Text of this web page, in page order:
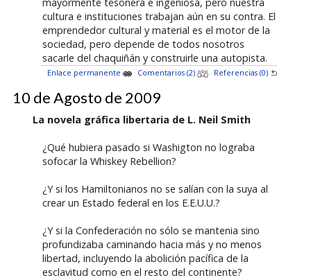
cultura e instituciones trabajan aún en su contra. El
emprendedor cultural y material es el motor de la
sociedad, pero depende de todos nosotros
sacarle del chaquiñán y construirle una autopista.
Enlace permanente Comentarios (2) Referencias (0)
10 de Agosto de 2009
La novela gráfica libertaria de L. Neil Smith
¿Qué hubiera pasado si Washigton no lograba
sofocar la Whiskey Rebellion?
¿Y si los Hamiltonianos no se salían con la suya al
crear un Estado federal en los E.E.U.U.?
¿Y si la Confederación no sólo se mantenia sino
profundizaba caminando hacia más y no menos
libertad, incluyendo la abolición pacífica de la
esclavitud como en el resto del continente?